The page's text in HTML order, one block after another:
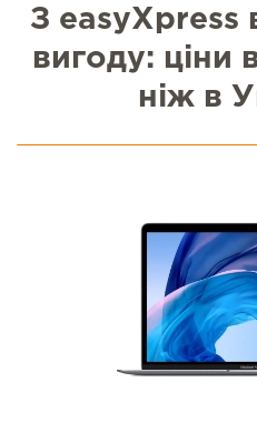
З easyXpress
вигоду:
ніж в